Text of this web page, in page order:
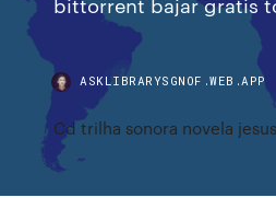
ASKLIBRARYSGNOF.WEB.APP
Cd trilha sonora novela